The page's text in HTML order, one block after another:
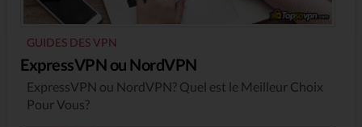
GUIDES DES VPN
ExpressVPN ou NordVPN
ExpressVPN ou NordVPN? Quel est le Meilleur Choix
Pour Vous?